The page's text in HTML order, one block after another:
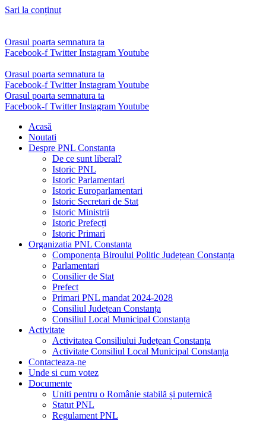
Sari la conținut
Orasul poarta semnatura ta
Facebook-f Twitter InstagramYoutube
Orasul poarta semnatura ta
Facebook-f Twitter InstagramYoutube
Orasul poarta semnatura ta
Facebook-f Twitter InstagramYoutube
Acasă
Noutati
Despre PNL Constanta
De ce sunt liberal?
Istoric PNL
Istoric Parlamentari
Istoric Europarlamentari
Istoric Secretari de Stat
Istoric Ministrii
Istoric Prefecți
Istoric Primari
Organizatia PNL Constanta
Componența Biroului Politic Județean Constanța
Parlamentari
Consilier de Stat
Prefect
Primari PNL mandat 2024-2028
Consiliul Județean Constanța
Consiliul Local Municipal Constanța
Activitate
Activitatea Consiliului Județean Constanța
Activitate Consiliul Local Municipal Constanța
Contacteaza-ne
Unde si cum votez
Documente
Uniti pentru o Românie stabilă și puternică
Statut PNL
Regulament PNL